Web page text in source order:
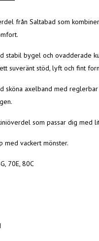
från Saltabad som
stabil bygel och ovadderade
suveränt stöd, lyft och fint
sköna axelband med
överdel som passar dig med
med vackert mönster.
70E, 80C